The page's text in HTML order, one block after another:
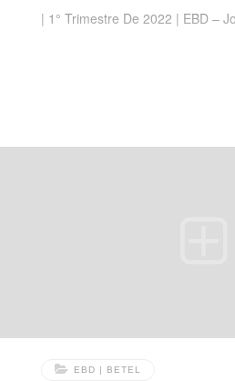
| 1° Trimestre De 2022 | EBD –
EBD | BETEL